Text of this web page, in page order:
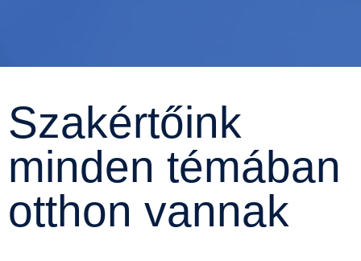
Szakértőink
minden témában
otthon vannak